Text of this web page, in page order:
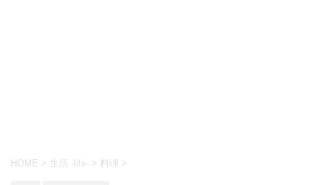
HOME > 生活 -life- > 料理 >